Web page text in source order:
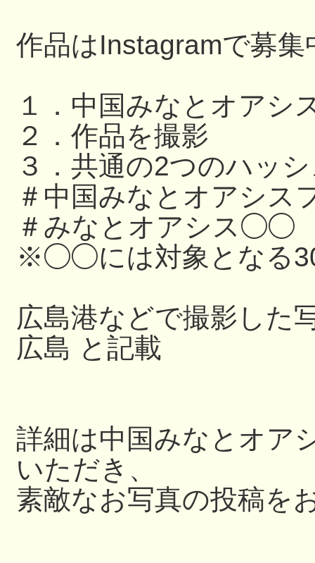
作品はInstagramで募集
１．中国みなとオアシ
２．作品を撮影
３．共通の2つのハッ
＃中国みなとオアシス
＃みなとオアシス◯◯
※◯◯には対象となる
広島港などで撮影した
広島 と記載
詳細は中国みなとオア
いただき、
素敵なお写真の投稿を